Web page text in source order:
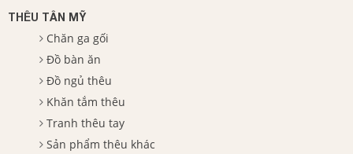
THÊU TÂN MỸ
Chăn ga gối
Đồ bàn ăn
Đồ ngủ thêu
Khăn tắm thêu
Tranh thêu tay
Sản phẩm thêu khác